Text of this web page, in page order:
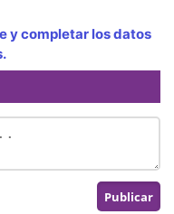
y completar los datos